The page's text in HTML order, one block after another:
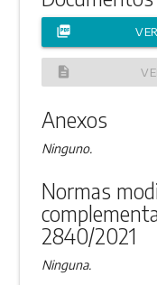
picture_as_pdf
description
Anexos
Ninguno.
Normas
2840/2021
Ninguna.